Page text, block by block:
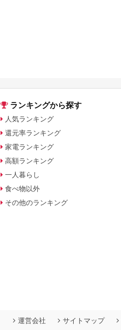
ランキングから探す
人気ランキング
還元率ランキング
家電ランキング
高額ランキング
一人暮らし
食べ物以外
その他のランキング
運営会社 サイトマップ